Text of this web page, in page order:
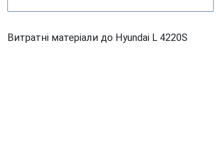
Витратні матеріали до Hyundai L 4220S